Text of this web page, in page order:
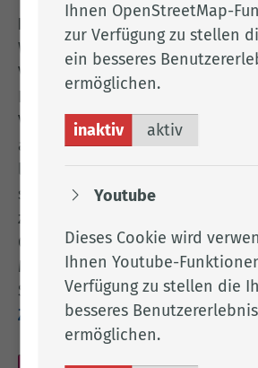
Kostencheck Mobilität
Wie teuer sind die
Verkehrsmittel tatsächlich? Wie
Elektroauto im Vergleich zur
Variante? Lohnt es sich für mich,
anzuschaffen? Kaufe ich mir ein
lieber ein ÖPNV-Jahresabo? Gar
sich für ein Verkehrsmittel zu
zu den eigenen Bedürfnissen
Geldbeutel passt.
Mit dem Kostencheck Mobilität
Sie sich einen ersten Überblick
Zum VCD Kostencheck
Ihnen OpenStreetMap-
zur Verfügung zu stellen
ein besseres
ermöglichen.
inaktiv aktiv
Youtube
Dieses Cookie wird
Ihnen Youtube-
Verfügung zu stellen die
besseres Benutzererlebnis
ermöglichen.